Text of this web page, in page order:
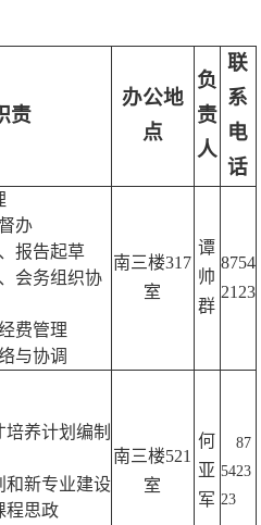
责
办公地
点
负
责
人
联
系
电
话
办
报告起草
会务组织协
费管理
与协调
南三楼317
室
谭
帅
群
8754
2123
养计划编制
和新专业建设
程思政
南三楼521
室
何
亚
军
87
5423
23